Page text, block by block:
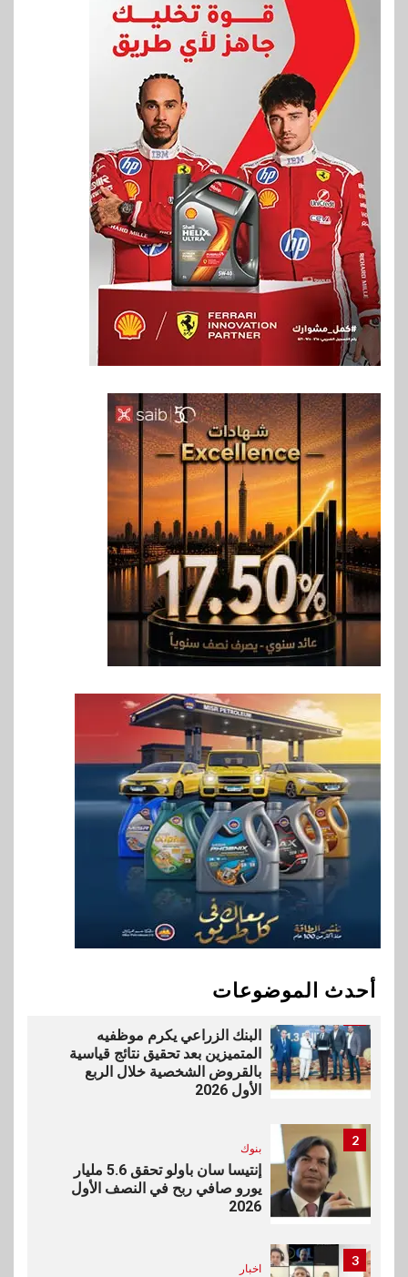
أحدث الموضوعات
6 اخبار
فيكسد مصر و”حلول” تتشاركان
في تطوير أول منصة للسياحة
الصحية في مصر والشرق الأوسط
وأفريقيا Tour4Cure
سوق وصلة
هواوي: هاتف nova 15
Max بطارية ضخمة وتصميم متين
جهازًا مثاليًا للشباب
اقتصاد
إي اف چي فاينانس تستعرض
في سوق تحويلات المصريين
بالخارج
9
اخبار
بيان توضيحي صادر عن شركة
ناتجاس
سوق وصلة
vivo تشعل المنافسة في مصر
مع إطلاق Y500 المزود ببطارية
البنك الزراعي يكرم موظفيه
المتميزين بعد تحقيق نتائج قياسية
بالقروض الشخصية خلال الربع
الأول 2026
2
بنوك
إنتيسا سان باولو تحقق 5.6 مليار
يورو صافي ربح في النصف الأول
2026
3
اخبار